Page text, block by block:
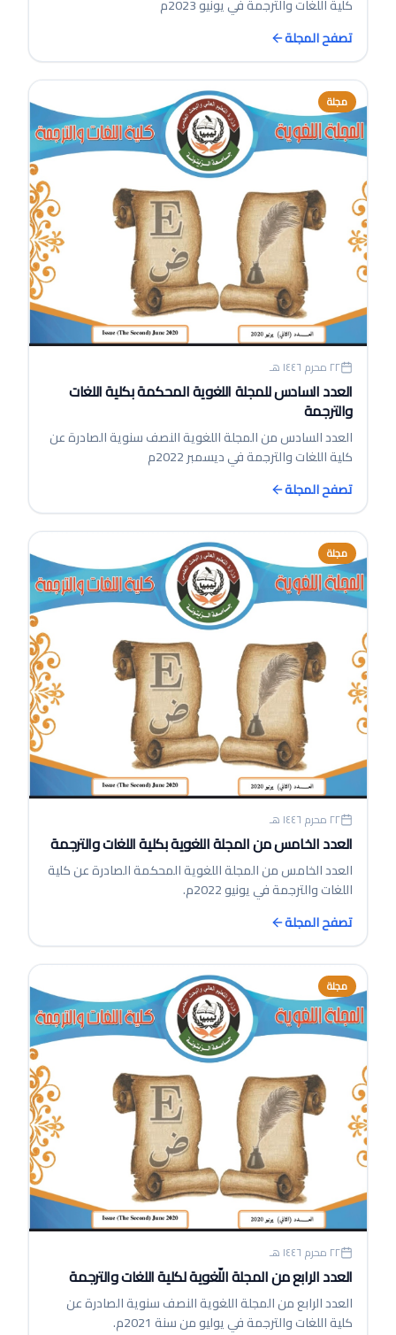
كلية اللغات والترجمة في يونيو 2023م
تصفح المجلة
مجلة
٢٢ محرم ١٤٤٦ هـ
العدد السادس للمجلة اللغوية المحكمة بكلية اللغات
والترجمة
العدد السادس من المجلة اللغوية النصف سنوية الصادرة عن
كلية اللغات والترجمة في ديسمبر 2022م
تصفح المجلة
مجلة
٢٢ محرم ١٤٤٦ هـ
العدد الخامس من المجلة اللغوية بكلية اللغات والترجمة
العدد الخامس من المجلة اللغوية المحكمة الصادرة عن كلية
اللغات والترجمة في يونيو 2022م.
تصفح المجلة
مجلة
٢٢ محرم ١٤٤٦ هـ
العدد الرابع من المجلة اللّغوية لكلية اللغات والترجمة
العدد الرابع من المجلة اللغوية النصف سنوية الصادرة عن
كلية اللغات والترجمة في يوليو من سنة 2021م.